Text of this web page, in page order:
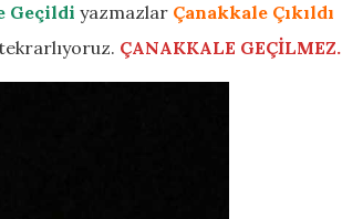
Geçildi yazmazlar Çanakkale Çıkıldı
ÇANAKKALE GEÇİLMEZ.